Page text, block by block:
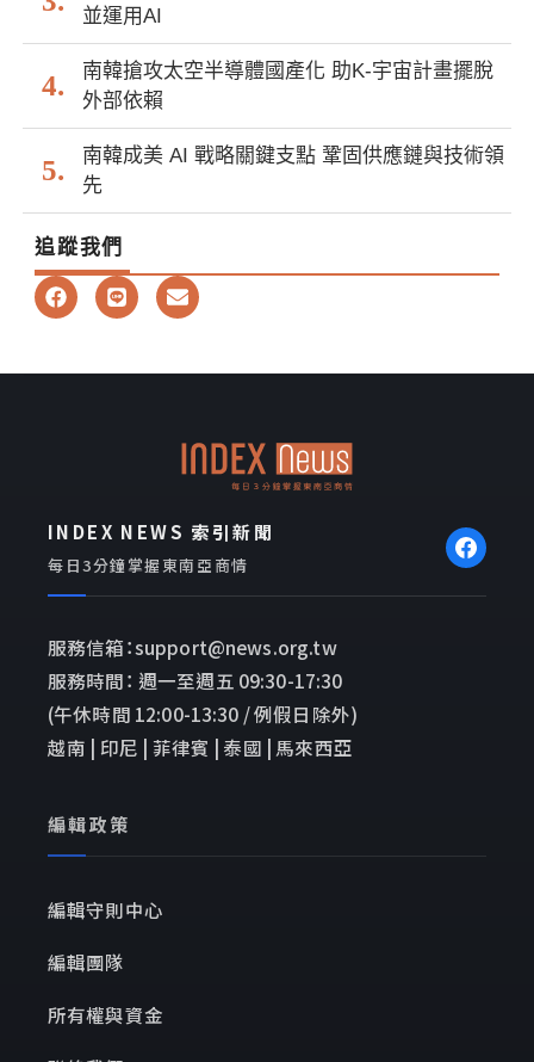
並運用AI
南韓搶攻太空半導體國產化 助K-宇宙計畫擺脫
外部依賴
南韓成美 AI 戰略關鍵支點 鞏固供應鏈與技術領
先
追蹤我們
F
a
b
L
i
E
n
l
INDEX NEWS 索引新聞
每日3分鐘掌握東南亞商情
服務信箱：support@news.org.tw
服務時間： 週一至週五 09:30-17:30
(午休時間 12:00-13:30 / 例假日除外)
越南 | 印尼 | 菲律賓 | 泰國 | 馬來西亞
編輯政策
編輯守則中心
編輯團隊
所有權與資金